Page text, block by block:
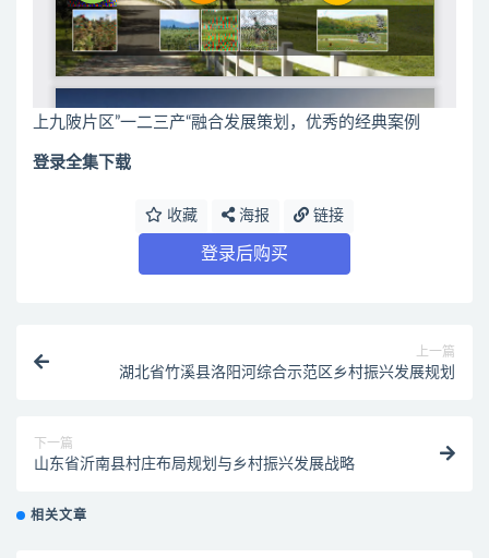
上九陂片区”一二三产“融合发展策划，优秀的经典案例
登录全集下载
收藏 海报 链接
登录后购买
上一篇
湖北省竹溪县洛阳河综合示范区乡村振兴发展规划
下一篇
山东省沂南县村庄布局规划与乡村振兴发展战略
相关文章